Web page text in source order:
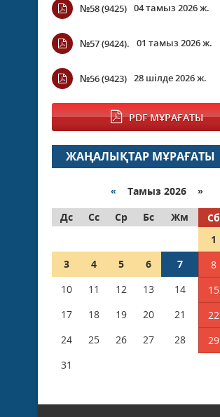
№58 (9425) 04 тамыз 2026 ж.
№57 (9424). 01 тамыз 2026 ж.
№56 (9423) 28 шілде 2026 ж.
PDF МҰРАҒАТЫ
ЖАҢАЛЫҚТАР МҰРАҒАТЫ
« Тамыз 2026 »
Дс
Сс Ср Бс Жм Сб
1
3
4 5 6 7 8
10
11 12 13 14 15
17
18 19 20 21 22
24
25 26 27 28 29
31